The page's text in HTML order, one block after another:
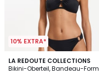
10% EXTRA*
LA REDOUTE COLLECTIONS
Bikini-Oberteil, Bandeau-Form
5
/